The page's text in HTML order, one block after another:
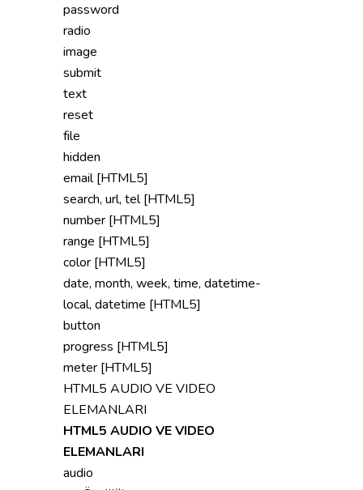
password
radio
image
submit
text
reset
file
hidden
email [HTML5]
search, url, tel [HTML5]
number [HTML5]
range [HTML5]
color [HTML5]
date, month, week, time, datetime-
local, datetime [HTML5]
button
progress [HTML5]
meter [HTML5]
HTML5 AUDIO VE VIDEO
ELEMANLARI
HTML5 AUDIO VE VIDEO
ELEMANLARI
audio